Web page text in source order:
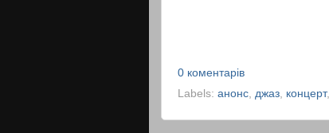
0 коментарів
Labels: анонс, джаз, концерт,